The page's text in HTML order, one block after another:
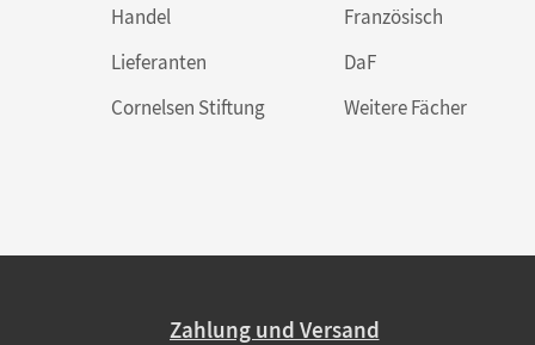
Handel
Lieferanten
Cornelsen Stiftung
Französisch
DaF
Weitere Fächer
Zahlung und Versand